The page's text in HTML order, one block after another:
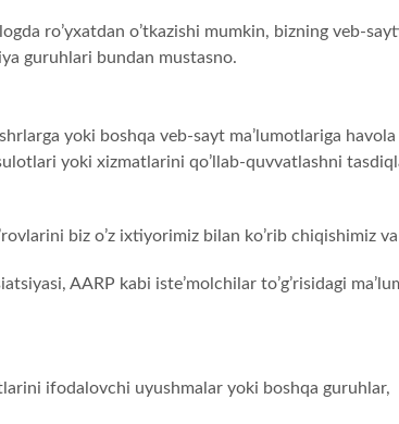
ro’yxatdan o’tkazishi mumkin, bizning veb-
guruhlari bundan mustasno.
yoki boshqa veb-sayt ma’lumotlariga
yoki xizmatlarini qo’llab-quvvatlashni
biz o’z ixtiyorimiz bilan ko’rib chiqishimiz
AARP kabi iste’molchilar to’g’risidagi
ifodalovchi uyushmalar yoki boshqa guruhlar,